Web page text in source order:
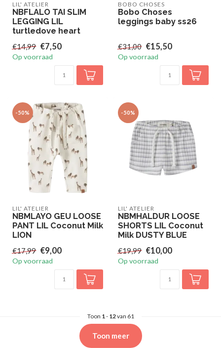
LIL' ATELIER
NBFLALO TAI SLIM
LEGGING LIL
turtledove heart
€14,99 €7,50
Op voorraad
BOBO CHOSES
Bobo Choses
leggings baby ss26
€31,00 €15,50
Op voorraad
-50%
LIL' ATELIER
NBMLAYO GEU LOOSE
PANT LIL Coconut Milk
LION
€17,99 €9,00
Op voorraad
-50%
LIL' ATELIER
NBMHALDUR LOOSE
SHORTS LIL Coconut
Milk DUSTY BLUE
€19,99 €10,00
Op voorraad
Toon 1- 12van 61
Toon meer